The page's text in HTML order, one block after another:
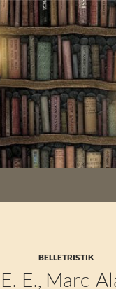
BELLETRISTIK
E.-E., Marc-